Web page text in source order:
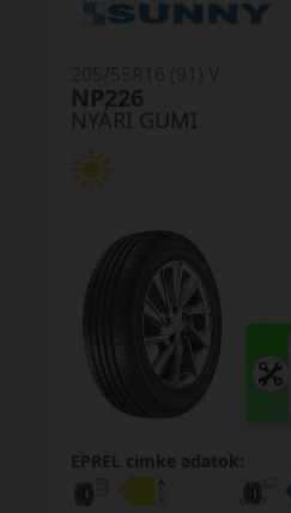
NYÁRI GUMI
TE307 ReliaXTouring
EPREL cimke adatok: